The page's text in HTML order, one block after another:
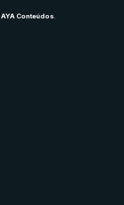
AYA Conteúdos